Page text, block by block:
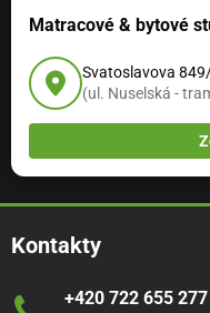
Matracové & bytové
Svatoslavova
(ul. Nuselská -
Kontakty
+420 722 655 277